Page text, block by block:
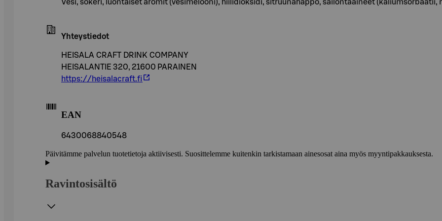
Vesi, sokeri, luontaiset aromit (vesimelooni), hiilidioksidi, sitruunahappo, säilöntäaineet
Yhteystiedot
HEISALA CRAFT DRINK COMPANY
HEISALANTIE 320, 21600 PARAINEN
https://heisalacraft.fi
EAN
6430068840548
Päivitämme palvelun tuotetietoja aktiivisesti. Suosittelemme kuitenkin tarkistamaan ainesosat aina myös myyntipakkauksesta.
Ravintosisältö